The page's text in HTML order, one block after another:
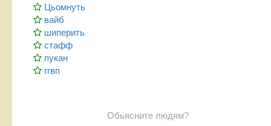
Цьомнуть
вайб
шиперить
стафф
пукан
ггвп
Обьясните людям?